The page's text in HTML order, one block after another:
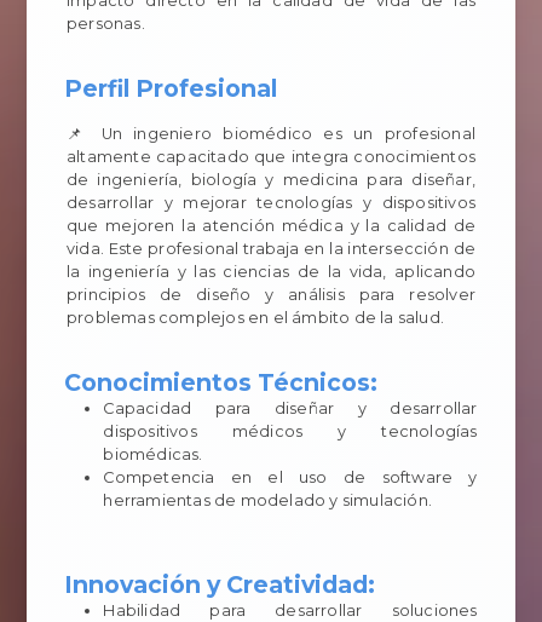
personas.
Perfil Profesional
📌 Un ingeniero biomédico es un profesional
altamente capacitado que integra conocimientos
de ingeniería, biología y medicina para diseñar,
desarrollar y mejorar tecnologías y dispositivos
que mejoren la atención médica y la calidad de
vida. Este profesional trabaja en la intersección de
la ingeniería y las ciencias de la vida, aplicando
principios de diseño y análisis para resolver
problemas complejos en el ámbito de la salud.
Conocimientos Técnicos:
Capacidad para diseñar y desarrollar
dispositivos médicos y tecnologías
biomédicas.
Competencia en el uso de software y
herramientas de modelado y simulación.
Innovación y Creatividad:
Habilidad para desarrollar soluciones